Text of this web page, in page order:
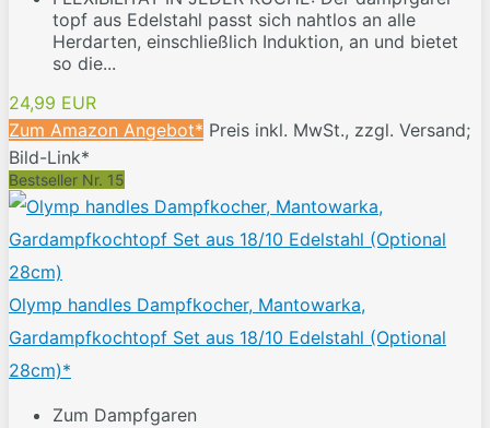
topf aus Edelstahl passt sich nahtlos an alle
Herdarten, einschließlich Induktion, an und bietet
so die...
24,99 EUR
Zum Amazon Angebot* Preis inkl. MwSt., zzgl. Versand;
Bild-Link*
Bestseller Nr. 15
Olymp handles Dampfkocher, Mantowarka,
Gardampfkochtopf Set aus 18/10 Edelstahl (Optional
28cm)*
Zum Dampfgaren